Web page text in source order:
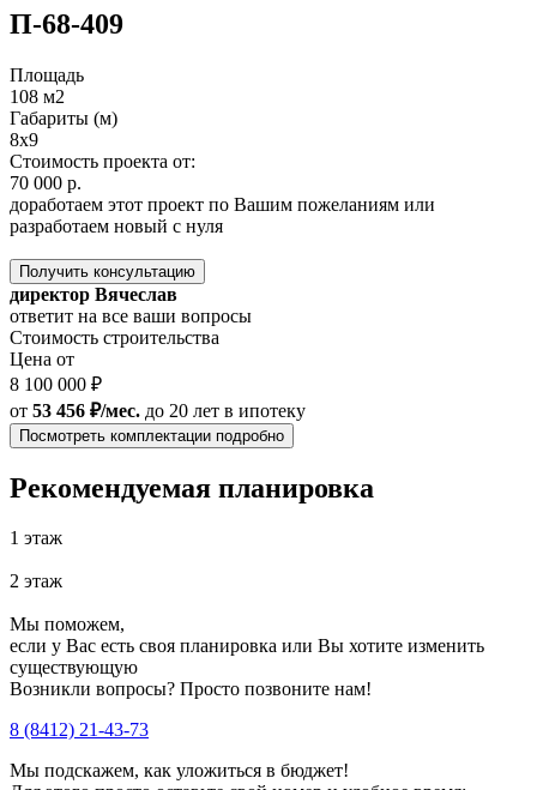
П-68-409
Площадь
108 м2
Габариты (м)
8х9
Стоимость проекта от:
70 000 р.
доработаем этот проект по Вашим пожеланиям или
разработаем новый с нуля
Получить консультацию
директор Вячеслав
ответит на все ваши вопросы
Стоимость строительства
Цена от
8 100 000 ₽
от 53 456 ₽/мес. до 20 лет в ипотеку
Посмотреть комплектации подробно
Рекомендуемая планировка
1 этаж
2 этаж
Мы поможем,
если у Вас есть своя планировка или Вы хотите изменить
существующую
Возникли вопросы? Просто позвоните нам!
8 (8412) 21-43-73
Мы подскажем, как уложиться в бюджет!